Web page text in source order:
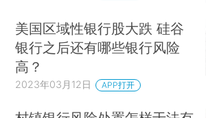
美国区域性银行股大跌 硅谷
银行之后还有哪些银行风险
高？
2023年03月12日 APP打开